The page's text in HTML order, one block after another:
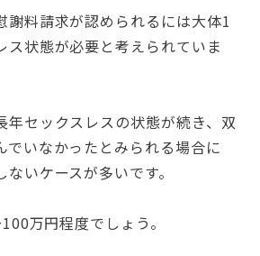
謝料請求が認められるには大体1
ス状態が必要と考えられていま
年セックスレスの状態が続き、双
でいなかったとみられる場合に
いケースが多いです。
万円程度でしょう。